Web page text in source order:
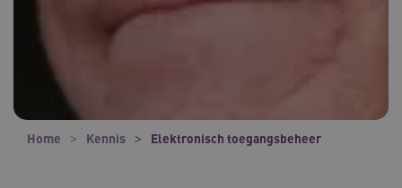
Home Kennis Elektronisch toegangsbeheer